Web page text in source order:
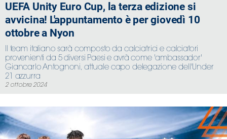
UEFA Unity Euro Cup, la terza edizione si
avvicina! L'appuntamento è per giovedì 10
ottobre a Nyon
Il team italiano sarà composto da calciatrici e calciatori
provenienti da 5 diversi Paesi e avrà come 'ambassador'
Giancarlo Antognoni, attuale capo delegazione dell'Under
21 azzurra
2 ottobre 2024